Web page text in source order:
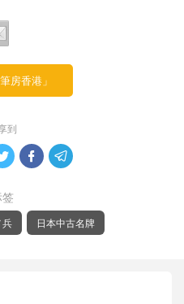
房香港」
到
 
兵 日本中古名牌